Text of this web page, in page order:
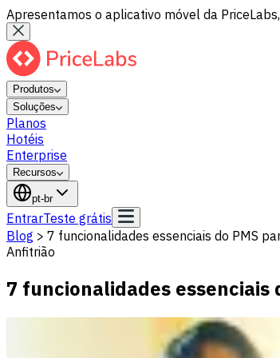
Apresentamos o aplicativo móvel da
Produtos
Soluções
Planos
Hotéis
Enterprise
Recursos
pt-br
EntrarTeste grátis
Blog > 7 funcionalidades essenciais do PMS
Anfitrião
7 funcionalidades